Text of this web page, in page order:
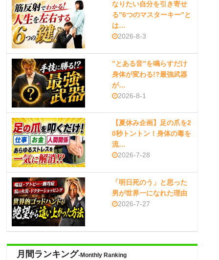
なりたい自分を引き寄せ
る”6つのマスターキー”と
は…
2026-8-3
”とある音”を鳴らすだけ
身体が変わる!?最強武器
が…
2026-8-1
【夏休み企画】足の爪を2
0秒トントン！身体の毒を
流…
2026-7-28
「明日死のう」と思った
男が世界一になれた理由
2026-7-27
月間ランキング-Monthly Ranking